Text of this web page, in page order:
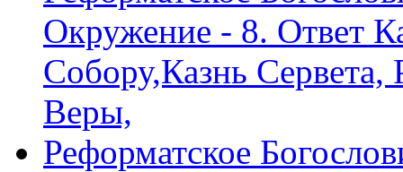
Окружение - 8. Ответ
Собору,Казнь Сервета,
Веры,
Реформатское